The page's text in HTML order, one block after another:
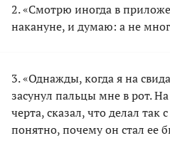
2. «Смотрю иногда в
накануне, и думаю: а не
3. «Однажды, когда я на
засунул пальцы мне в рот.
черта, сказал, что делал
понятно, почему он стал ее